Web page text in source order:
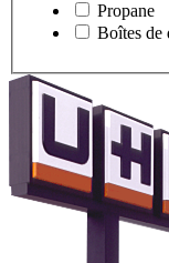
Propane
Boîtes de